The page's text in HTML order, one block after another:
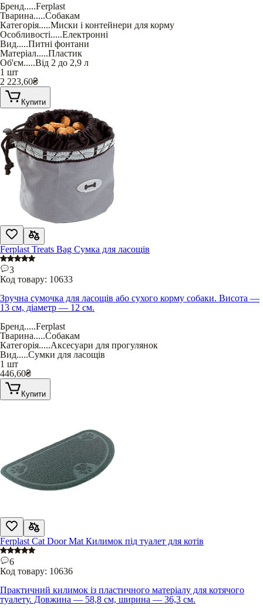
Бренд.....Ferplast
Тварина.....Собакам
Категорія.....Миски і контейнери для корму
Особливості.....Електронні
Вид.....Питні фонтани
Матеріал.....Пластик
Об'єм.....Від 2 до 2,9 л
1 шт
2 223,60₴
Купити
Ferplast Treats Bag Сумка для ласощів
3
Код товару: 10633
Зручна сумочка для ласощів або сухого корму собаки. Висота —
13 см, діаметр — 12 см.
Бренд.....Ferplast
Тварина.....Собакам
Категорія.....Аксесуари для прогулянок
Вид.....Сумки для ласощів
1 шт
446,60₴
Купити
Ferplast Cat Door Mat Килимок під туалет для котів
6
Код товару: 10636
Практичний килимок із пластичного матеріалу для котячого
туалету. Довжина — 58,8 см, ширина — 36,3 см.